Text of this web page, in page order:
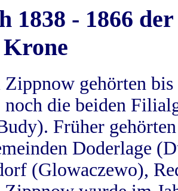
1838 - 1866
gehörten
die beiden
Früher
Doderlage
(Glowaczewo),